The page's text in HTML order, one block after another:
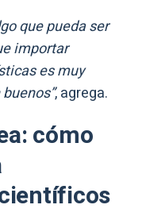
que pueda ser
importar
es muy
, agrega.
cómo